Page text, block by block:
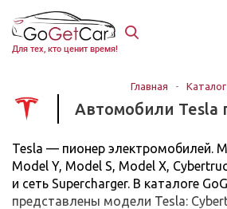
Для тех, кто ценит время!
Главная - Каталог
Автомобили Tesla
Tesla — пионер электромобилей.
Model Y, Model S, Model X,
и сеть Supercharger. В каталоге
представлены модели Tesla: